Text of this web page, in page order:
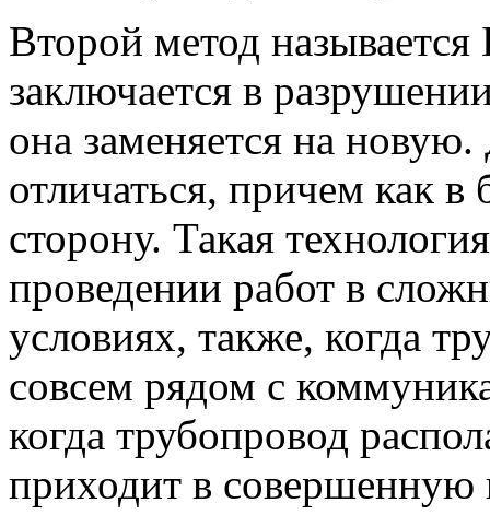
Второй метод называется
заключается в
она заменяется на
отличаться, причем как
сторону. Такая
проведении работ в
условиях, также, когда
совсем рядом с
когда трубопровод
приходит в совершенную